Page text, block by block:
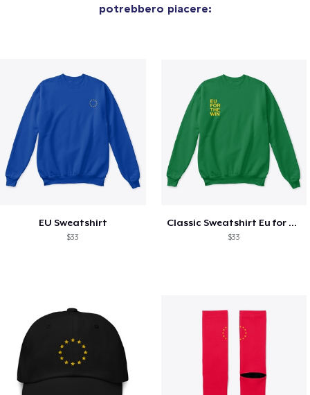
potrebbero piacere:
EU Sweatshirt
$33
Classic Sweatshirt Eu for the Win
$33